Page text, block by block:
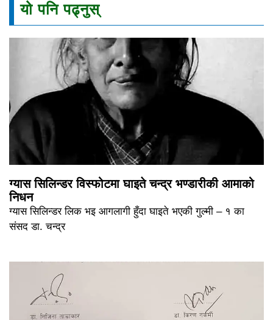
यो पनि पढ्नुस्
ग्यास सिलिन्डर विस्फोटमा घाइते चन्द्र भण्डारीकी आमाको
निधन
ग्यास सिलिन्डर लिक भइ आगलागी हुँदा घाइते भएकी गुल्मी – १ का
संसद डा. चन्द्र